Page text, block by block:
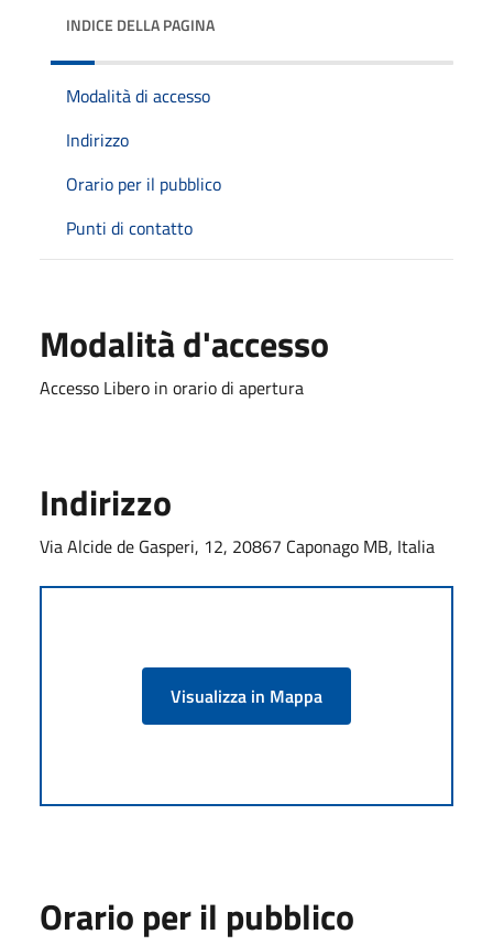
INDICE DELLA PAGINA
Modalità di accesso
Indirizzo
Orario per il pubblico
Punti di contatto
Modalità d'accesso
Accesso Libero in orario di apertura
Indirizzo
Via Alcide de Gasperi, 12, 20867 Caponago MB, Italia
Visualizza in Mappa
Orario per il pubblico